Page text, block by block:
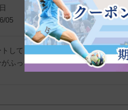
05
してます。
ふっくらしてリフトアップ感を感